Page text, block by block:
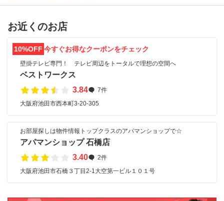
お近くのお店
10%OFF 今すぐお得なクーポンをチェック
壁掛テレビ専門！ テレビ周辺をトータルで理想の空間へ
ベストワークス
3.84
7件
大阪府池田市西本町3-20-305
お部屋探しは物件情報トップクラスのアパマンショップで☆
アパマンショップ 石橋店
3.40
2件
大阪府池田市石橋３丁目2-1大空第一ビル１０１号